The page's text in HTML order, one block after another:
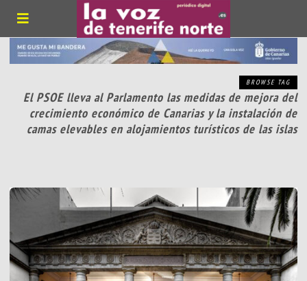
BROWSE TAG
El PSOE lleva al Parlamento las medidas de mejora del
crecimiento económico de Canarias y la instalación de
camas elevables en alojamientos turísticos de las islas